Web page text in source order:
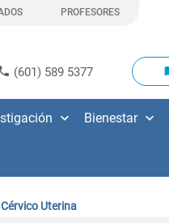
PROFESORES
(601) 589 5377
Bienestar
Uterina